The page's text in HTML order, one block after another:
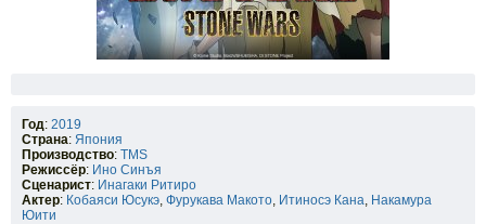
Год: 2019
Страна: Япония
Производство: TMS
Режиссёр: Ино Синъя
Сценарист: Инагаки Ритиро
Актер: Кобаяси Юсукэ, Фурукава Макото, Итиносэ Кана, Накамура
Юити